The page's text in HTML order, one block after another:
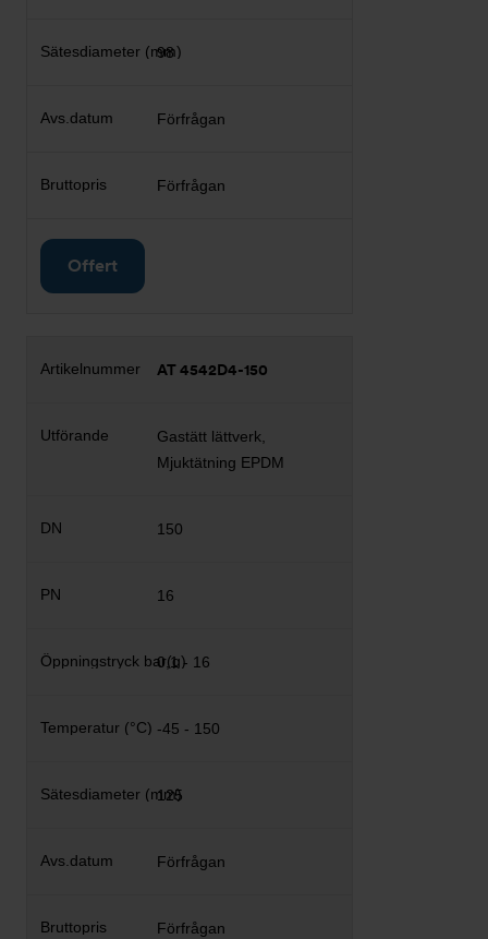
98
Förfrågan
Förfrågan
Offert
AT 4542D4-150
Gastätt lättverk,
Mjuktätning EPDM
150
16
0,1 - 16
-45 - 150
125
Förfrågan
Förfrågan